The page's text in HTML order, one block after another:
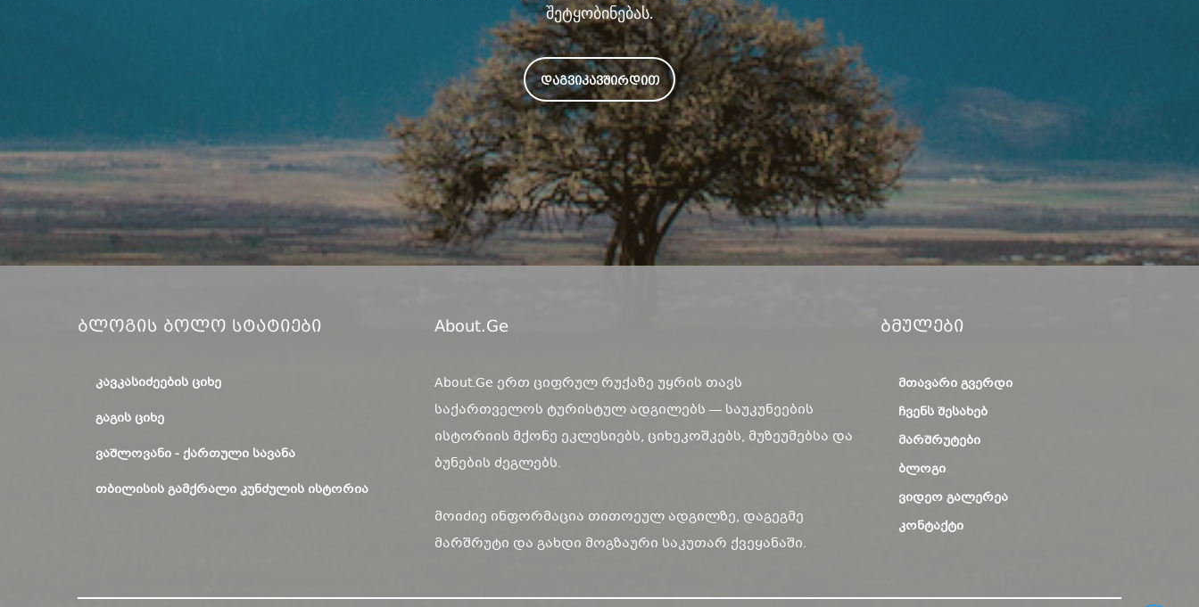
შეტყობინებას.
ᲓᲐᲒᲕᲘᲙᲐᲕᲨᲘᲠᲓᲘᲗ
Ბლოგის Ბოლო Სტატიები
ᲙᲐᲕᲙᲐᲡᲘᲫᲔᲔᲑᲘᲡ ᲪᲘᲮᲔ
ᲒᲐᲒᲘᲡ ᲪᲘᲮᲔ
ᲕᲐᲨᲚᲝᲕᲐᲜᲘ - ᲥᲐᲠᲗᲣᲚᲘ ᲡᲐᲕᲐᲜᲐ
ᲗᲑᲘᲚᲘᲡᲘᲡ ᲒᲐᲛᲥᲠᲐᲚᲘ ᲙᲣᲜᲫᲣᲚᲘᲡ ᲘᲡᲢᲝᲠᲘᲐ
About.ge
About.Ge ერთ ციფრულ რუქაზე უყრის თავს
საქართველოს ტურისტულ ადგილებს — საუკუნეების
ისტორიის მქონე ეკლესიებს, ციხეკოშკებს, მუზეუმებსა და
ბუნების ძეგლებს.
მოიძიე ინფორმაცია თითოეულ ადგილზე, დაგეგმე
მარშრუტი და გახდი მოგზაური საკუთარ ქვეყანაში.
Ბმულები
ᲛᲗᲐᲕᲐᲠᲘ ᲒᲕᲔᲠᲓᲘ
ᲩᲕᲔᲜᲡ ᲨᲔᲡᲐᲮᲔᲑ
ᲛᲐᲠᲨᲠᲣᲢᲔᲑᲘ
ᲑᲚᲝᲒᲘ
ᲕᲘᲓᲔᲝ ᲒᲐᲚᲔᲠᲔᲐ
ᲙᲝᲜᲢᲐᲥᲢᲘ